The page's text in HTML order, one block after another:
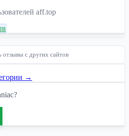
aff.top
отзывы с других сайтов
→